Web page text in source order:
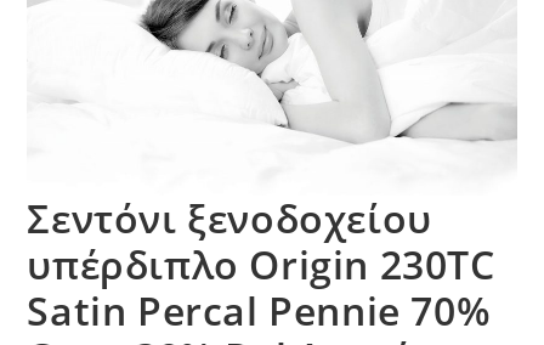
Σεντόνι ξενοδοχείου
υπέρδιπλο Origin 230TC
Satin Percal Pennie 70%